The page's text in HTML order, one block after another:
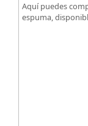
Aquí puedes
espuma,